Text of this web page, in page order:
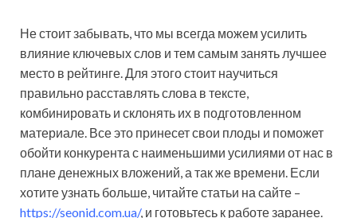
Не стоит забывать, что мы всегда можем усилить
влияние ключевых слов и тем самым занять лучшее
место в рейтинге. Для этого стоит научиться
правильно расставлять слова в тексте,
комбинировать и склонять их в подготовленном
материале. Все это принесет свои плоды и поможет
обойти конкурента с наименьшими усилиями от нас в
плане денежных вложений, а так же времени. Если
хотите узнать больше, читайте статьи на сайте –
https://seonid.com.ua/, и готовьтесь к работе заранее.